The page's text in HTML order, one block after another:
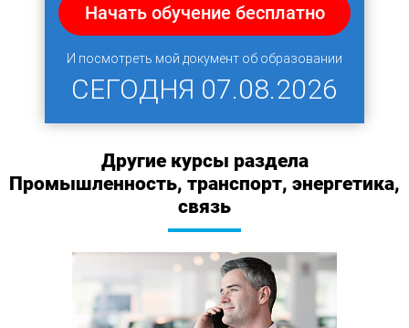
Начать обучение бесплатно
И посмотреть мой документ об образовании
СЕГОДНЯ 07.08.2026
Другие курсы раздела
Промышленность, транспорт, энергетика,
связь